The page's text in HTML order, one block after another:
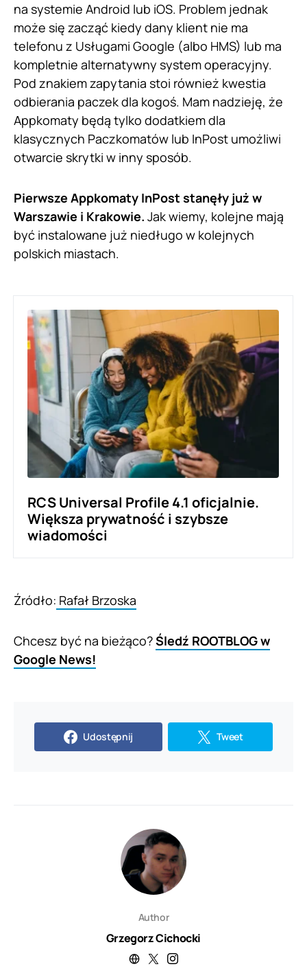
na systemie Android lub iOS. Problem jednak
może się zacząć kiedy dany klient nie ma
telefonu z Usługami Google (albo HMS) lub ma
kompletnie alternatywny system operacyjny.
Pod znakiem zapytania stoi również kwestia
odbierania paczek dla kogoś. Mam nadzieję, że
Appkomaty będą tylko dodatkiem dla
klasycznych Paczkomatów lub InPost umożliwi
otwarcie skrytki w inny sposób.
Pierwsze Appkomaty InPost stanęły już w
Warszawie i Krakowie. Jak wiemy, kolejne mają
być instalowane już niedługo w kolejnych
polskich miastach.
RCS Universal Profile 4.1 oficjalnie.
Większa prywatność i szybsze
wiadomości
Źródło: Rafał Brzoska
Chcesz być na bieżąco?Śledź ROOTBLOG w
Google News!
Udostępnij Tweet
Author
Grzegorz Cichocki